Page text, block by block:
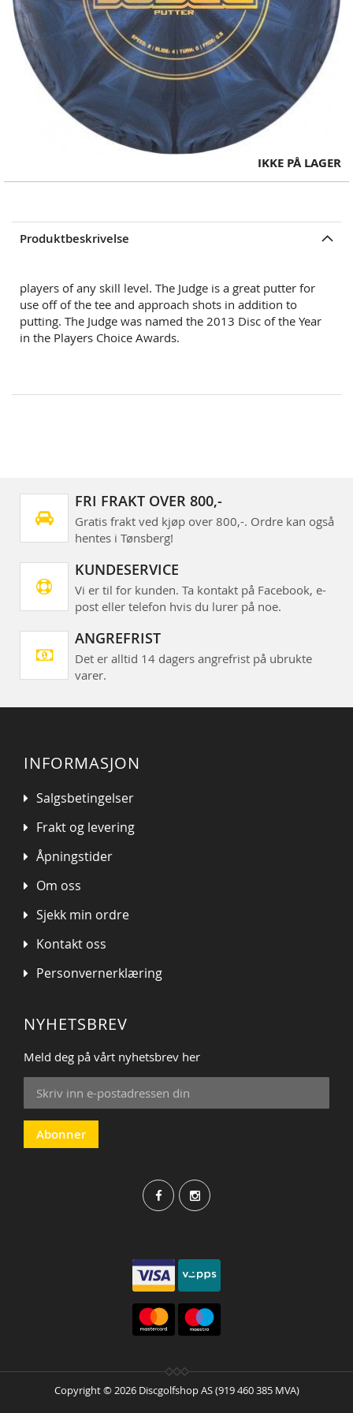
to
of
the
IKKE PÅ LAGER
Produktbeskrivelse
players of any skill level. The Judge is a great putter for
use off of the tee and approach shots in addition to
putting. The Judge was named the 2013 Disc of the Year
in the Players Choice Awards.
FRI FRAKT OVER 800,-
Gratis frakt ved kjøp over 800,-. Ordre kan også
hentes i Tønsberg!
KUNDESERVICE
Vi er til for kunden. Ta kontakt på Facebook, e-
post eller telefon hvis du lurer på noe.
ANGREFRIST
Det er alltid 14 dagers angrefrist på ubrukte
varer.
INFORMASJON
Salgsbetingelser
Frakt og levering
Åpningstider
Om oss
Sjekk min ordre
Kontakt oss
Personvernerklæring
NYHETSBREV
Meld deg på vårt nyhetsbrev her
Sign
Up
for
Our
Newsletter:
Abonner
Copyright © 2026 Discgolfshop AS (919 460 385 MVA)